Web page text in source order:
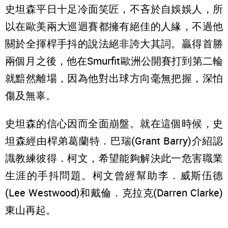
史坦森平日十足冷面笑匠，不吝於自娛娛人，所
以在歐美兩大巡迴賽都擁有絕佳的人緣，不過他
關於全揮桿手抖的說法絕非誇大其詞。贏得首勝
兩個月之後，他在Smurfit歐洲公開賽打到第二輪
就黯然離場，因為他對出球方向毫無把握，深怕
傷及無辜。
史坦森的信心因而全面崩盤。就在這個時候，史
坦森經由桿弟葛蘭特．巴瑞(Grant Barry)介紹認
識教練彼得．柯文，希望能夠解決此一危害職業
生涯的手抖問題。柯文曾經幫助李．威斯伍德
(Lee Westwood)和戴倫．克拉克(Darren Clarke)
東山再起。